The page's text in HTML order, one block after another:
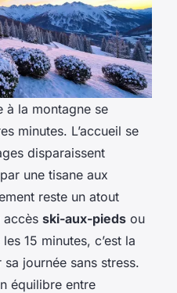
à la montagne se
minutes. L’accueil se
disparaissent
une tisane aux
reste un atout
accès ski-aux-pieds ou
15 minutes, c’est la
journée sans stress.
équilibre entre